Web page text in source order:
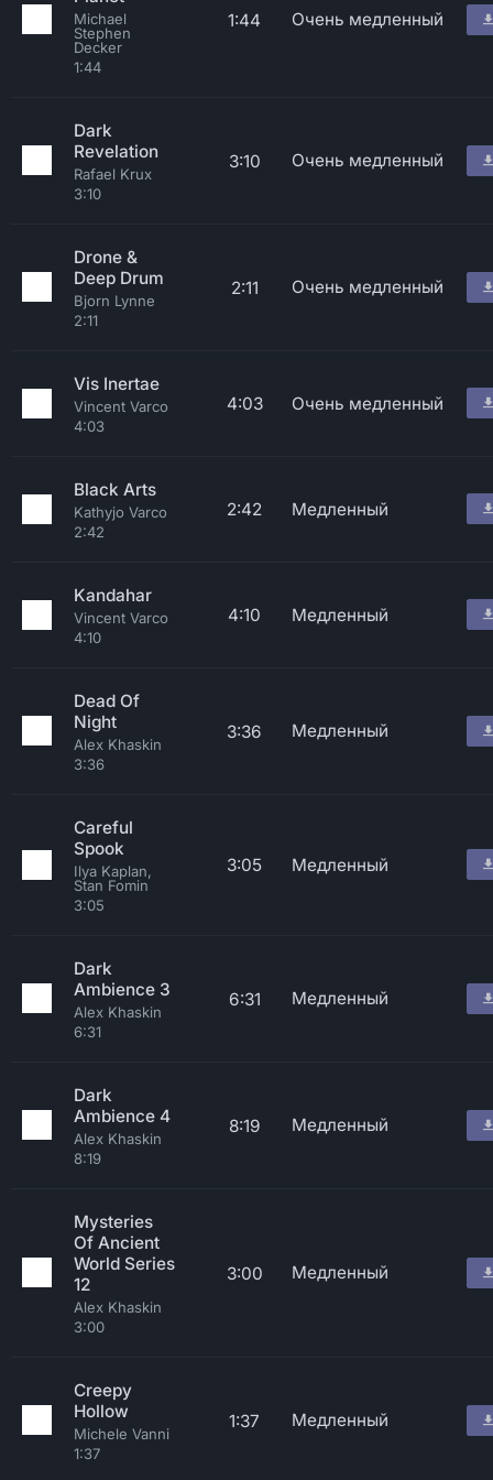
Michael
Stephen
Decker
1:44
1:44 Очень медленный
Dark
Revelation
Rafael Krux
3:10
3:10 Очень медленный
Drone &
Deep Drum
Bjorn Lynne
2:11
2:11 Очень медленный
Vis Inertae
Vincent Varco
4:03
4:03 Очень медленный
Black Arts
Kathyjo Varco
2:42
2:42 Медленный
Kandahar
Vincent Varco
4:10
4:10 Медленный
Dead Of
Night
Alex Khaskin
3:36
3:36 Медленный
Careful
Spook
Ilya Kaplan,
Stan Fomin
3:05
3:05 Медленный
Dark
Ambience 3
Alex Khaskin
6:31
6:31 Медленный
Dark
Ambience 4
Alex Khaskin
8:19
8:19 Медленный
Mysteries
Of Ancient
World Series
12
Alex Khaskin
3:00
3:00 Медленный
Creepy
Hollow
Michele Vanni
1:37
1:37 Медленный